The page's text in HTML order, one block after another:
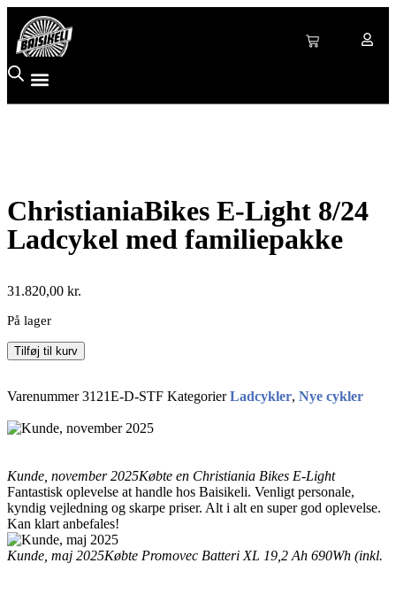
ChristianiaBikes E-Light 8/24
Ladcykel med familiepakke
31.820,00 kr.
På lager
Tilføj til kurv
Varenummer3121E-D-STF Kategorier Ladcykler, Nye cykler
Kunde, november 2025Købte en Christiania Bikes E-Light
Fantastisk oplevelse at handle hos Baisikeli. Venligt personale,
kyndig vejledning og skarpe priser. Alt i alt en super god oplevelse.
Kan klart anbefales!
Kunde, maj 2025Købte Promovec Batteri XL 19,2 Ah 690Wh (inkl.